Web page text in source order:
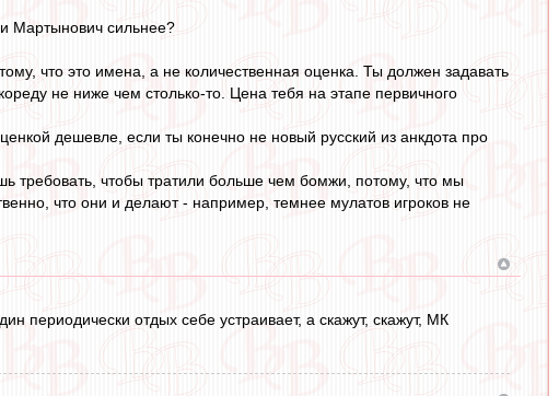
Мартынович сильнее?
что это имена, а не количественная оценка. Ты должен задавать
не ниже чем столько-то. Цена тебя на этапе первичного
дешевле, если ты конечно не новый русский из анкдота про
требовать, чтобы тратили больше чем бомжи, потому, что мы
что они и делают - например, темнее мулатов игроков не
периодически отдых себе устраивает, а скажут, скажут, МК